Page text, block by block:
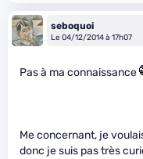
seboquoi
Le 04/12/2014 à 17h07
Pas à ma connaissance
Me concernant, je
donc je suis pas très